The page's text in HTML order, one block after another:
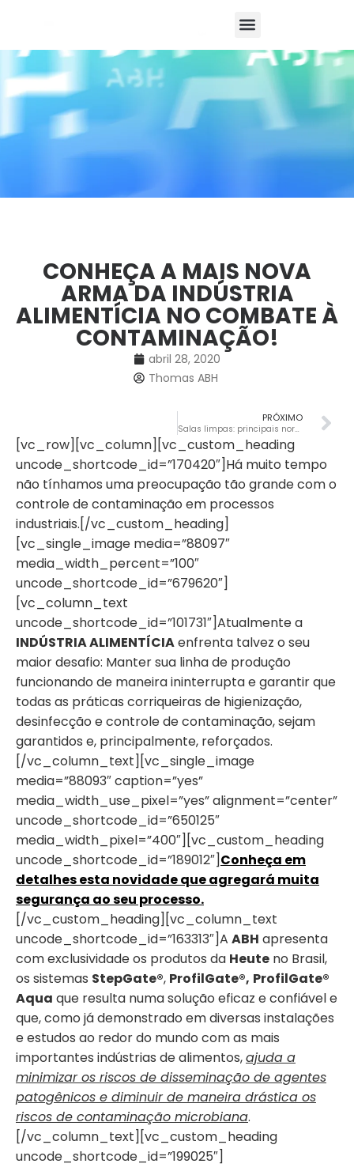
ABH
MERCADOS
BLOG
abril 28, 2020
Thomas ABH
CONHEÇA A MAIS NOVA
ARMA DA INDÚSTRIA
ALIMENTÍCIA NO COMBATE À
CONTAMINAÇÃO!
PRÓXIMO
Salas limpas: principais normas e como mantê-las
[vc_row][vc_column][vc_custom_heading
uncode_shortcode_id=”170420″]Há muito tempo
não tínhamos uma preocupação tão grande com o
controle de contaminação em processos
industriais.[/vc_custom_heading]
[vc_single_image media=”88097″
media_width_percent=”100″
uncode_shortcode_id=”679620″]
[vc_column_text
uncode_shortcode_id=”101731″]Atualmente a
INDÚSTRIA ALIMENTÍCIAenfrenta talvez o seu
maior desafio: Manter sua linha de produção
funcionando de maneira ininterrupta e garantir que
todas as práticas corriqueiras de higienização,
desinfecção e controle de contaminação, sejam
garantidos e, principalmente, reforçados.
[/vc_column_text][vc_single_image
media=”88093″ caption=”yes”
media_width_use_pixel=”yes” alignment=”center”
uncode_shortcode_id=”650125″
media_width_pixel=”400″][vc_custom_heading
uncode_shortcode_id=”189012″]Conheça em
detalhes esta novidade que agregará muita
segurança ao seu processo.
[/vc_custom_heading][vc_column_text
uncode_shortcode_id=”163313″]A ABH apresenta
com exclusividade os produtos da Heute no Brasil,
os sistemas StepGate®, ProfilGate®, ProfilGate®
Aqua que resulta numa solução eficaz e confiável e
que, como já demonstrado em diversas instalações
e estudos ao redor do mundo com as mais
importantes indústrias de alimentos,ajuda a
minimizar os riscos de disseminação de agentes
patogênicos e diminuir de maneira drástica os
riscos de contaminação microbiana.
[/vc_column_text][vc_custom_heading
uncode_shortcode_id=”199025″]